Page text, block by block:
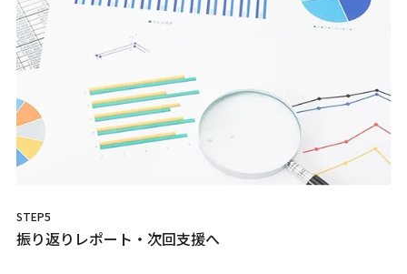
STEP5
振り返りレポート・次回支援へ